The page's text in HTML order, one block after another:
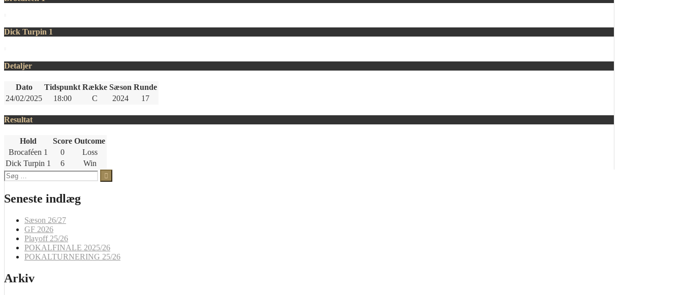
Dick Turpin 1
Detaljer
Dato Tidspunkt Række Sæson Runde
24/02/2025
18:00 C 2024 17
Resultat
Hold Score Outcome
Brocaféen 1
0
Loss
Dick Turpin 1
6
Win
Søg
efter:
Seneste indlæg
Sæson 26/27
GF 2026
Playoff 25/26
POKALFINALE 2025/26
POKALTURNERING 25/26
Arkiv